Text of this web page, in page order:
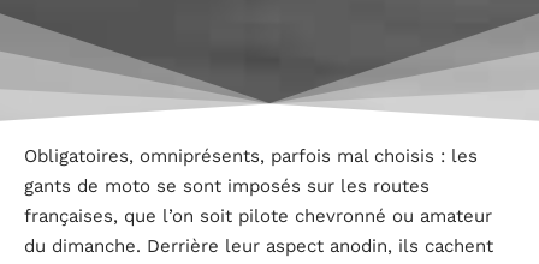
Obligatoires, omniprésents, parfois mal choisis : les
gants de moto se sont imposés sur les routes
françaises, que l’on soit pilote chevronné ou amateur
du dimanche. Derrière leur aspect anodin, ils cachent